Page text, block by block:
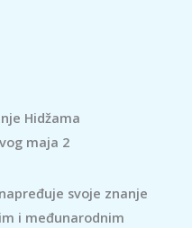
Hidžama
maja 2
svoje znanje
i međunarodnim